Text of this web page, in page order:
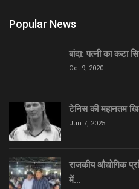
Popular News
बांदा: पत्नी का कटा
Oct 9, 2020
टेनिस की महानतम
Jun 7, 2025
राजकीय औद्योगिक
में…